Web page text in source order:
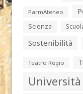
ParmAteneo
Scienza
Sostenibilità
Teatro Regio
Università